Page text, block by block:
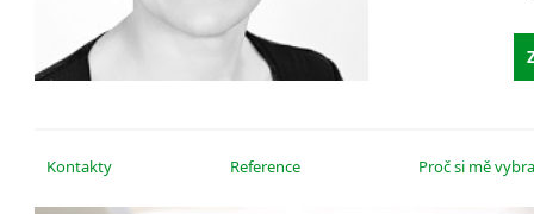
Kontakty Reference Proč si mě